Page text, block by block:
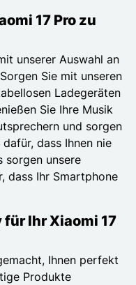
17 Pro zu
unserer Auswahl an
Sie mit unseren
Ladegeräten
Sie Ihre Musik
und sorgen
dass Ihnen nie
sorgen unsere
dass Ihr Smartphone
Ihr Xiaomi 17
Ihnen perfekt
Produkte